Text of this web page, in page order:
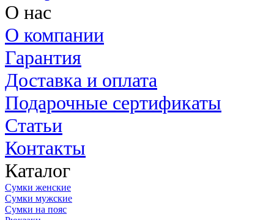
О нас
О компании
Гарантия
Доставка и оплата
Подарочные сертификаты
Статьи
Контакты
Каталог
Сумки женские
Сумки мужские
Сумки на пояс